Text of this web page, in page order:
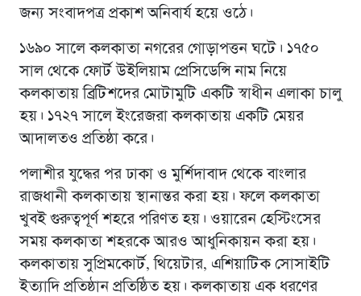
জন্য সংবাদপত্র প্রকাশ অনিবার্য হয়ে ওঠে।
১৬৯০ সালে কলকাতা নগরের গোড়াপত্তন ঘটে। ১৭৫০
সাল থেকে ফোর্ট উইলিয়াম প্রেসিডেন্সি নাম নিয়ে
কলকাতায় ব্রিটিশদের মোটামুটি একটি স্বাধীন এলাকা চালু
হয়। ১৭২৭ সালে ইংরেজরা কলকাতায় একটি মেয়র
আদালতও প্রতিষ্ঠা করে।
পলাশীর যুদ্ধের পর ঢাকা ও মুর্শিদাবাদ থেকে বাংলার
রাজধানী কলকাতায় স্থানান্তর করা হয়। ফলে কলকাতা
খুবই গুরুত্বপূর্ণ শহরে পরিণত হয়। ওয়ারেন হেস্টিংসের
সময় কলকাতা শহরকে আরও আধুনিকায়ন করা হয়।
কলকাতায় সুপ্রিমকোর্ট, থিয়েটার, এশিয়াটিক সোসাইটি
ইত্যাদি প্রতিষ্ঠান প্রতিষ্ঠিত হয়। কলকাতায় এক ধরণের